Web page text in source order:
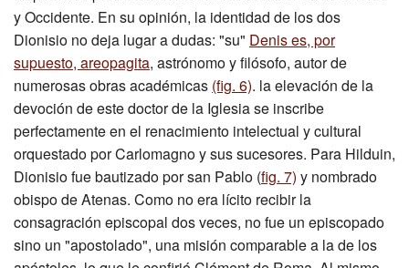
y Occidente. En su opinión, la identidad de los dos
Dionisio no deja lugar a dudas: "su" Denis es, por
supuesto, areopagita, astrónomo y filósofo, autor de
numerosas obras académicas (fig. 6). la elevación de la
devoción de este doctor de la Iglesia se inscribe
perfectamente en el renacimiento intelectual y cultural
orquestado por Carlomagno y sus sucesores. Para Hilduin,
Dionisio fue bautizado por san Pablo (fig. 7) y nombrado
obispo de Atenas. Como no era lícito recibir la
consagración episcopal dos veces, no fue un episcopado
sino un "apostolado", una misión comparable a la de los